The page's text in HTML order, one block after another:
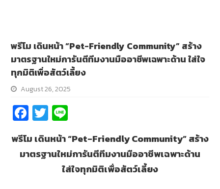
พรีโม เดินหน้า “Pet-Friendly Community” สร้าง
มาตรฐานใหม่การันตีทีมงานมืออาชีพเฉพาะด้าน ใส่ใจ
ทุกมิติเพื่อสัตว์เลี้ยง
August 26, 2025
Fa
ce
b
o
T
wi
tt
er
e
พรีโม เดินหน้า“Pet-Friendly Community”สร้าง
มาตรฐานใหม่การันตีทีมงานมืออาชีพเฉพาะด้าน
ใส่ใจทุกมิติเพื่อสัตว์เลี้ยง